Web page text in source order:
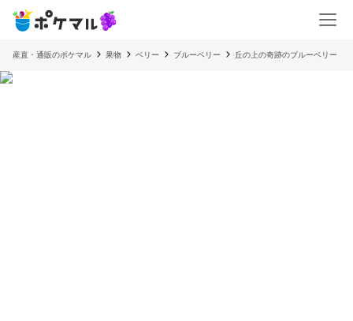
産直・通販のポケマル 果物 ベリー ブルーベリー 丘の上の奇跡のブルーベリー